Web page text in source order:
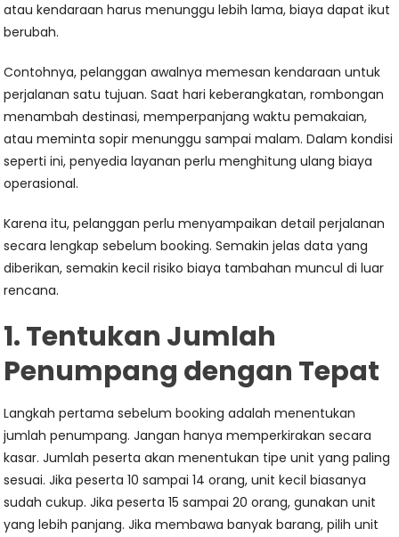
atau kendaraan harus menunggu lebih lama, biaya dapat ikut
berubah.
Contohnya, pelanggan awalnya memesan kendaraan untuk
perjalanan satu tujuan. Saat hari keberangkatan, rombongan
menambah destinasi, memperpanjang waktu pemakaian,
atau meminta sopir menunggu sampai malam. Dalam kondisi
seperti ini, penyedia layanan perlu menghitung ulang biaya
operasional.
Karena itu, pelanggan perlu menyampaikan detail perjalanan
secara lengkap sebelum booking. Semakin jelas data yang
diberikan, semakin kecil risiko biaya tambahan muncul di luar
rencana.
1. Tentukan Jumlah
Penumpang dengan Tepat
Langkah pertama sebelum booking adalah menentukan
jumlah penumpang. Jangan hanya memperkirakan secara
kasar. Jumlah peserta akan menentukan tipe unit yang paling
sesuai. Jika peserta 10 sampai 14 orang, unit kecil biasanya
sudah cukup. Jika peserta 15 sampai 20 orang, gunakan unit
yang lebih panjang. Jika membawa banyak barang, pilih unit